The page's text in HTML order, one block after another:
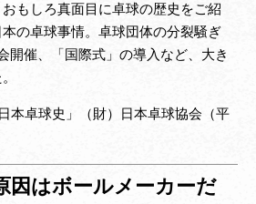
もしろ真面目に卓球の歴史をご紹
の卓球事情。卓球団体の分裂騒ぎ
開催、「国際式」の導入など、大き
本卓球史」（財）日本卓球協会（平
因はボールメーカーだ